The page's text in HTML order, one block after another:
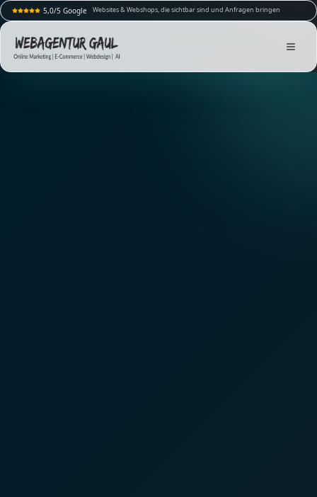
5,0/5 Google Websites & Webshops, die sichtbar sind und Anfragen bringen